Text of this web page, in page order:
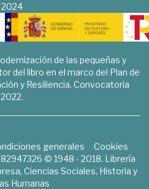
2024
de las pequeñas y
del libro en el marco del Plan de
y Resiliencia. Convocatoria
2022.
generales
Cookies
© 1948 - 2018. Librería
Ciencias Sociales, Historia y
Humanas